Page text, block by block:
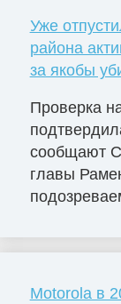
Уже
района
за якобы
Проверка
сообщают
главы
Motorola в